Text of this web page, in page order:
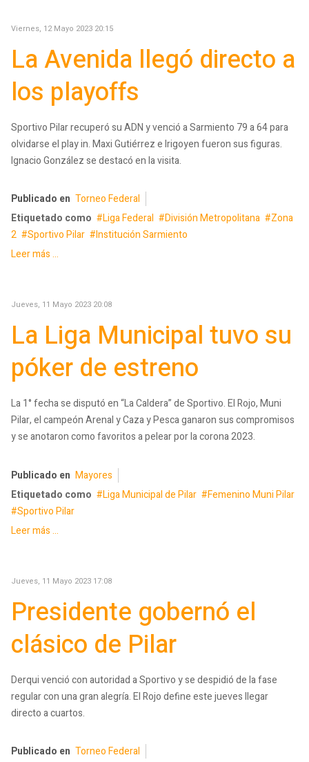
Viernes, 12 Mayo 2023 20:15
La Avenida llegó directo a
los playoffs
Sportivo Pilar recuperó su ADN y venció a Sarmiento 79 a 64 para
olvidarse el play in. Maxi Gutiérrez e Irigoyen fueron sus figuras.
Ignacio González se destacó en la visita.
Publicado en Torneo Federal
Etiquetado como
Liga Federal División Metropolitana
Zona
2
Sportivo Pilar
Institución Sarmiento
Leer más ...
Jueves, 11 Mayo 2023 20:08
La Liga Municipal tuvo su
póker de estreno
La 1° fecha se disputó en “La Caldera” de Sportivo. El Rojo, Muni
Pilar, el campeón Arenal y Caza y Pesca ganaron sus compromisos
y se anotaron como favoritos a pelear por la corona 2023.
Publicado en Mayores
Etiquetado como
Liga Municipal de Pilar
Femenino Muni Pilar
Sportivo Pilar
Leer más ...
Jueves, 11 Mayo 2023 17:08
Presidente gobernó el
clásico de Pilar
Derqui venció con autoridad a Sportivo y se despidió de la fase
regular con una gran alegría. El Rojo define este jueves llegar
directo a cuartos.
Publicado en Torneo Federal